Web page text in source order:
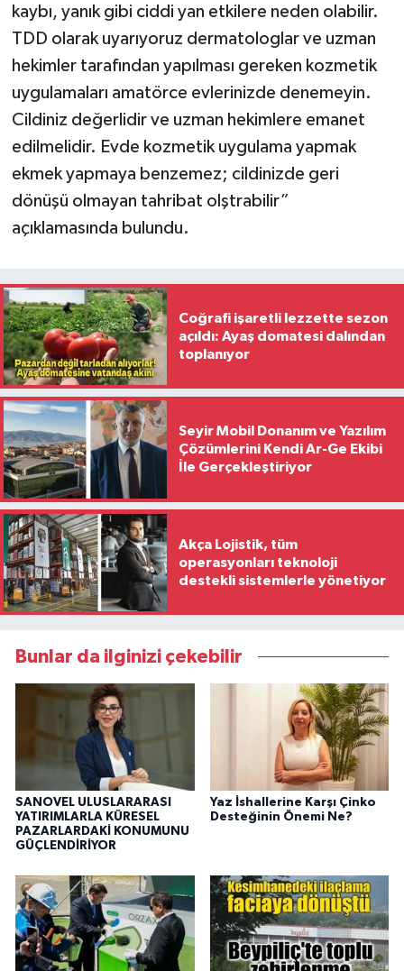
kaybı, yanık gibi ciddi yan etkilere neden olabilir.
TDD olarak uyarıyoruz dermatologlar ve uzman
hekimler tarafından yapılması gereken kozmetik
uygulamaları amatörce evlerinizde denemeyin.
Cildiniz değerlidir ve uzman hekimlere emanet
edilmelidir. Evde kozmetik uygulama yapmak
ekmek yapmaya benzemez; cildinizde geri
dönüşü olmayan tahribat olştrabilir”
açıklamasında bulundu.
Coğrafi işaretli lezzette sezon
açıldı: Ayaş domatesi dalından
toplanıyor
Seyir Mobil Donanım ve Yazılım
Çözümlerini Kendi Ar-Ge Ekibi
İle Gerçekleştiriyor
Akça Lojistik, tüm
operasyonları teknoloji
destekli sistemlerle yönetiyor
Bunlar da ilginizi çekebilir
SANOVEL ULUSLARARASI
YATIRIMLARLA KÜRESEL
PAZARLARDAKİ KONUMUNU
GÜÇLENDİRİYOR
Yaz İshallerine Karşı Çinko
Desteğinin Önemi Ne?